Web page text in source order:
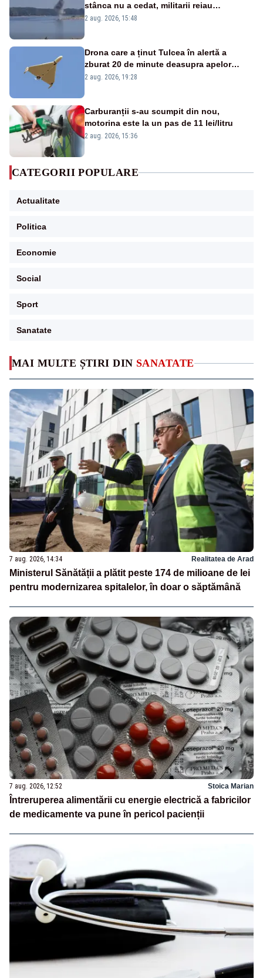
MAI MULTE ȘTIRI DIN SANATATE
7 aug. 2026, 14:34 Realitatea de Arad
Ministerul Sănătății a plătit peste 174 de milioane de lei
pentru modernizarea spitalelor, în doar o săptămână
7 aug. 2026, 12:52 Stoica Marian
Întreruperea alimentării cu energie electrică a fabricilor
de medicamente va pune în pericol pacienții
stânca nu a cedat, militarii reiau
detonările luni – VIDEO
2 aug. 2026, 15:48
Drona care a ținut Tulcea în alertă a
zburat 20 de minute deasupra apelor
României. Au fost ridicate două F-16
2 aug. 2026, 19:28
Carburanții s-au scumpit din nou,
motorina este la un pas de 11 lei/litru
2 aug. 2026, 15:36
CATEGORII POPULARE
Actualitate
Politica
Economie
Social
Sport
Sanatate